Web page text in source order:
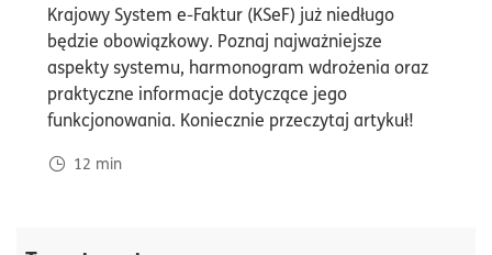
Krajowy System e-Faktur (KSeF) już niedługo
będzie obowiązkowy. Poznaj najważniejsze
aspekty systemu, harmonogram wdrożenia oraz
praktyczne informacje dotyczące jego
funkcjonowania. Koniecznie przeczytaj artykuł!
12 min